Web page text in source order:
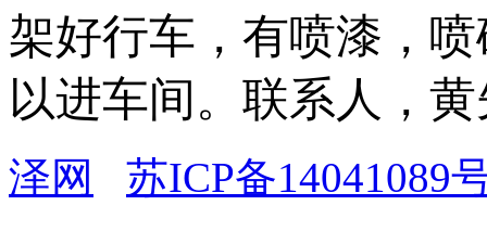
架好行车，有喷漆，
以进车间。联系人，黄
泽网 苏ICP备14041089